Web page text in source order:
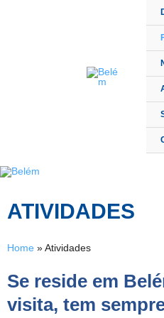
ATIVIDADES
Home »Atividades
Se reside em
visita, tem